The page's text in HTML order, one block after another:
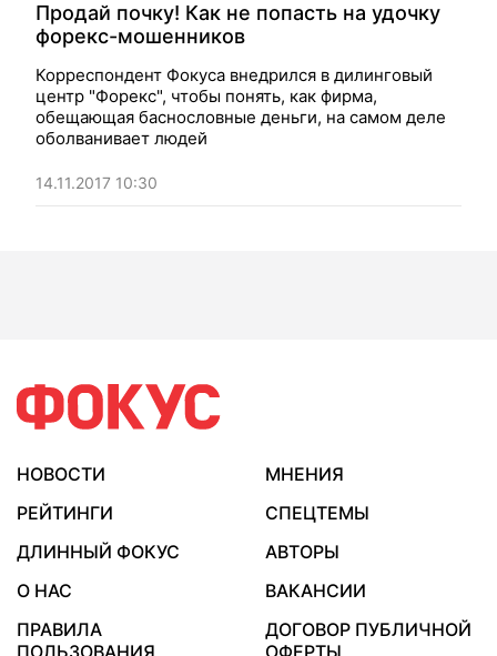
Продай почку! Как не попасть на удочку
форекс-мошенников
Корреспондент Фокуса внедрился в дилинговый
центр "Форекс", чтобы понять, как фирма,
обещающая баснословные деньги, на самом деле
оболванивает людей
14.11.2017 10:30
НОВОСТИ
МНЕНИЯ
РЕЙТИНГИ
СПЕЦТЕМЫ
ДЛИННЫЙ ФОКУС
АВТОРЫ
О НАС
ВАКАНСИИ
ПРАВИЛА
ПОЛЬЗОВАНИЯ
ДОГОВОР ПУБЛИЧНОЙ
ОФЕРТЫ